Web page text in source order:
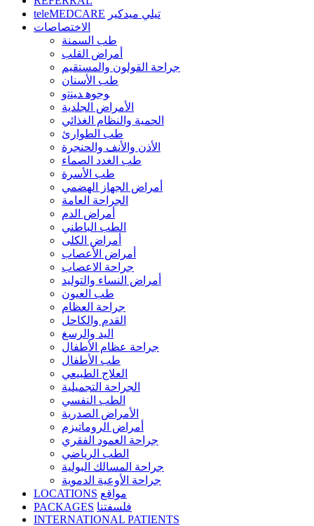
teleMEDCARE تيلي ميدكير
الاختصاصات
طب السمنة
أمراض القلب
جراحة القولون والمستقيم
طب الأسنان
ﻮﺟﻮﻫ ﺪﻴﻨﺗﻭ
الأمراض الجلدية
الحمية والنظام الغذائي
طب الطوارئ
الأذن والأنف والحنجرة
طب الغدد الصماء
طب الأسرة
أمراض الجهاز الهضمي
الجراحة العامة
أمراض الدم
الطب الباطني
أمراض الكلى
أمراض الأعصاب
جراحة الاعصاب
أمراض النساء والتوليد
طب العيون
جراحة العظام
القدم والكاحل
اليد والرسغ
جراحة عظام الأطفال
طب الأطفال
العلاج الطبيعي
الجراحة التجميلية
الطب النفسي
الأمراض الصدرية
أمراض الروماتيزم
جراحة العمود الفقري
الطب الرياضي
جراحة المسالك البولية
جراحة الأوعية الدموية
LOCATIONS مواقع
PACKAGES فلسفتنا
INTERNATIONAL PATIENTS